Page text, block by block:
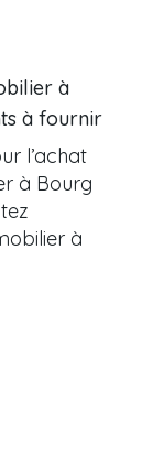
à
à fournir
l’achat
à Bourg
à